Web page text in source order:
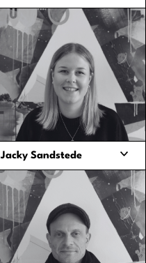
Artist Booking, Booking lokal
Norddeutschland,
Lüneburger Kultursommer
christian@oha-music.com
Jacky Sandstede
Artist Booking,
Vorproduktion Artists &
Touring
jacky.s@oha-music.com